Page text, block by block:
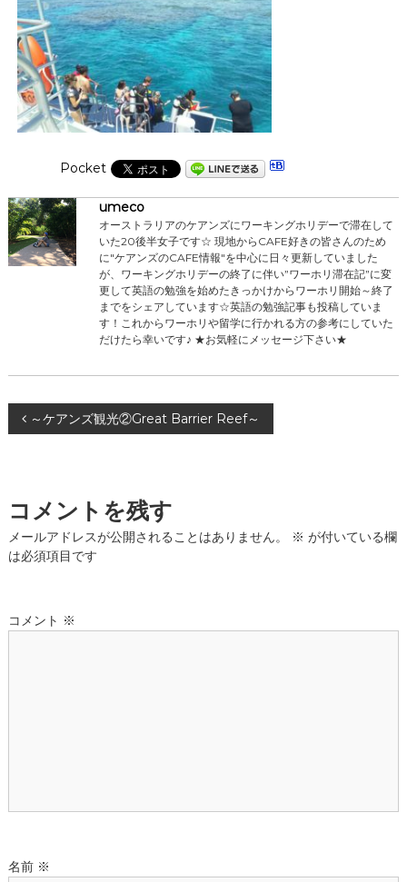
Pocket
umeco
オーストラリアのケアンズにワーキングホリデーで滞在して
いた20後半女子です☆ 現地からCAFE好きの皆さんのため
に"ケアンズのCAFE情報"を中心に日々更新していました
が、ワーキングホリデーの終了に伴い”ワーホリ滞在記”に変
更して英語の勉強を始めたきっかけからワーホリ開始～終了
までをシェアしています☆英語の勉強記事も投稿していま
す！これからワーホリや留学に行かれる方の参考にしていた
だけたら幸いです♪ ★お気軽にメッセージ下さい★
投
ナ
ビ
ー
～ケアンズ観光②Great Barrier Reef～
コメントを残す
メールアドレスが公開されることはありません。 ※ が付いている欄
は必須項目です
コメント ※
名前 ※